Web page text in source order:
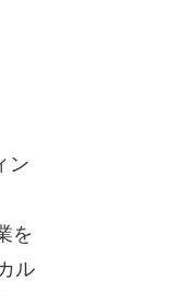
ン
を
ル